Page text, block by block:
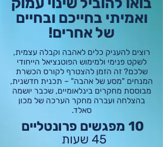
ואמיתי בחייכם ובחיים
של אחרים!
רוצים להעניק כלים לאהבה וקבלה עצמית,
לשקט פנימי ולמימוש הפוטנציאל הייחודי
שלכם?זה הזמן להצטרף לקורס הכשרת
המנחים "מסע של אהבה" – תכנית חדשנית,
מבוססת מחקרים בינלאומיים, שכבר יושמה
בהצלחה ועברה מחקר הערכה של מכון
סאלד.
10 מפגשים פרונטליים
45 שעות